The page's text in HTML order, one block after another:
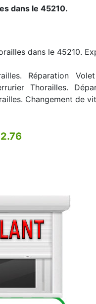
dans le 45210.
dans le 45210.
Réparation
Thorailles.
Changement de